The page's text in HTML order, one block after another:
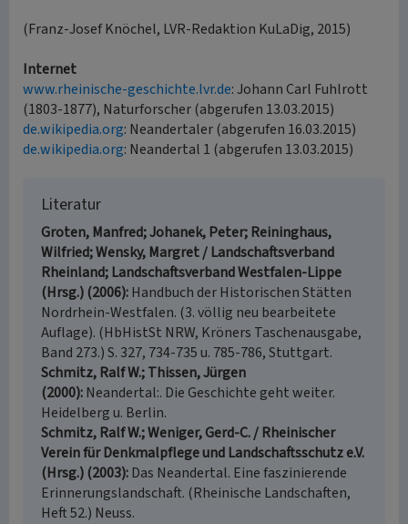
(Franz-Josef Knöchel, LVR-Redaktion KuLaDig, 2015)
Internet
www.rheinische-geschichte.lvr.de: Johann Carl Fuhlrott
(1803-1877), Naturforscher (abgerufen 13.03.2015)
de.wikipedia.org: Neandertaler (abgerufen 16.03.2015)
de.wikipedia.org: Neandertal 1 (abgerufen 13.03.2015)
Literatur
Groten, Manfred; Johanek, Peter; Reininghaus,
Wilfried; Wensky, Margret / Landschaftsverband
Rheinland; Landschaftsverband Westfalen-Lippe
(Hrsg.) (2006) Handbuch der Historischen Stätten
Nordrhein-Westfalen. (3. völlig neu bearbeitete
Auflage). (HbHistSt NRW, Kröners Taschenausgabe,
Band 273.) S. 327, 734-735 u. 785-786, Stuttgart.
Schmitz, Ralf W.; Thissen, Jürgen
(2000) Neandertal:. Die Geschichte geht weiter.
Heidelberg u. Berlin.
Schmitz, Ralf W.; Weniger, Gerd-C. / Rheinischer
Verein für Denkmalpflege und Landschaftsschutz e.V.
(Hrsg.) (2003) Das Neandertal. Eine faszinierende
Erinnerungslandschaft. (Rheinische Landschaften,
Heft 52.) Neuss.